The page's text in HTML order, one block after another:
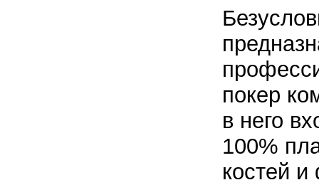
покер
в него
100%
костей